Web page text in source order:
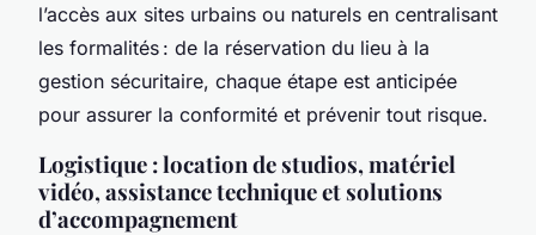
l’accès aux sites urbains ou naturels en centralisant
les formalités : de la réservation du lieu à la
gestion sécuritaire, chaque étape est anticipée
pour assurer la conformité et prévenir tout risque.
Logistique : location de studios, matériel
vidéo, assistance technique et solutions
d’accompagnement